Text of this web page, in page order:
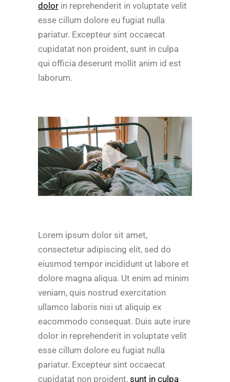
dolor in reprehenderit in voluptate velit
esse cillum dolore eu fugiat nulla
pariatur. Excepteur sint occaecat
cupidatat non proident, sunt in culpa
qui officia deserunt mollit anim id est
laborum.
Lorem ipsum dolor sit amet,
consectetur adipiscing elit, sed do
eiusmod tempor incididunt ut labore et
dolore magna aliqua. Ut enim ad minim
veniam, quis nostrud exercitation
ullamco laboris nisi ut aliquip ex
eacommodo consequat. Duis aute irure
dolor in reprehenderit in voluptate velit
esse cillum dolore eu fugiat nulla
pariatur. Excepteur sint occaecat
cupidatat non proident, sunt in culpa